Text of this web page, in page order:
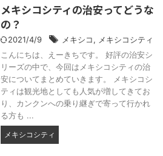
メキシコシティの治安ってどうな
の？
2021/4/9 メキシコ, メキシコシティ
こんにちは、えーきちです。 好評の治安シ
リーズの中で、今回はメキシコシティの治
安についてまとめていきます。 メキシコシ
ティは観光地としても人気が増してきてお
り、カンクンへの乗り継ぎで寄って行かれ
る方も ...
メキシコシティ